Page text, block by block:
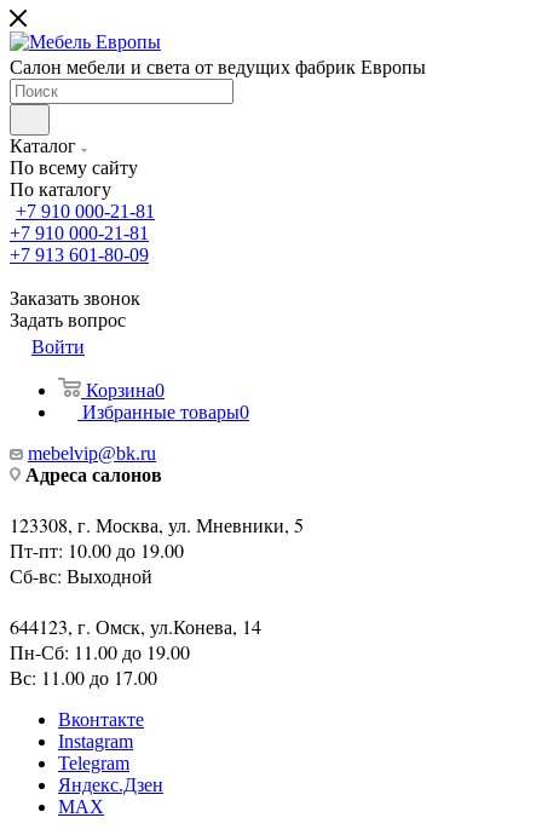
Салон мебели и света от ведущих фабрик Европы
Каталог
По всему сайту
По каталогу
+7 910 000-21-81
+7 910 000-21-81
+7 913 601-80-09
Заказать звонок
Задать вопрос
Войти
Корзина0
Избранные товары0
mebelvip@bk.ru
Адреса салонов
123308, г. Москва, ул. Мневники, 5
Пт-пт: 10.00 до 19.00
Сб-вс: Выходной
644123, г. Омск, ул.Конева, 14
Пн-Сб: 11.00 до 19.00
Вс: 11.00 до 17.00
Вконтакте
Instagram
Telegram
Яндекс.Дзен
MAX